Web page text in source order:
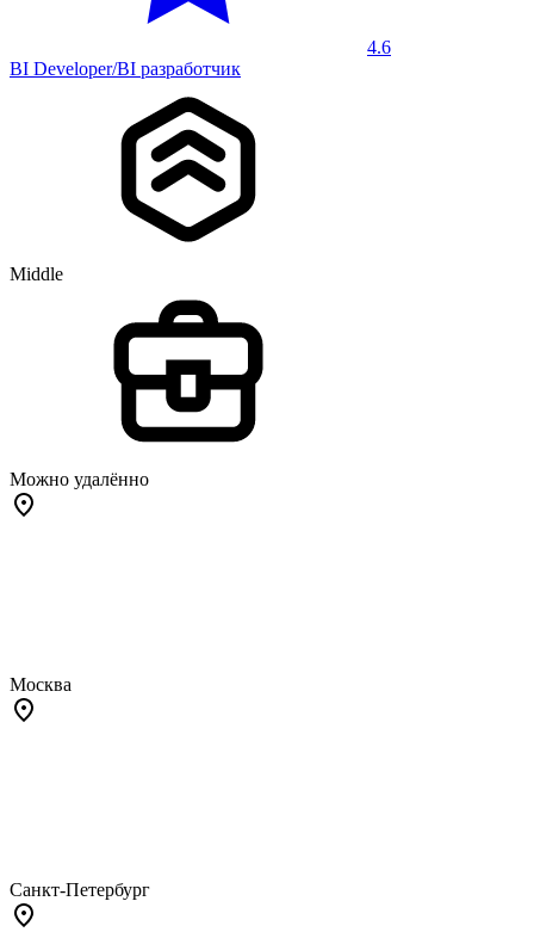
4.6
BI Developer/BI разработчик
Middle
Можно удалённо
Москва
Санкт-Петербург